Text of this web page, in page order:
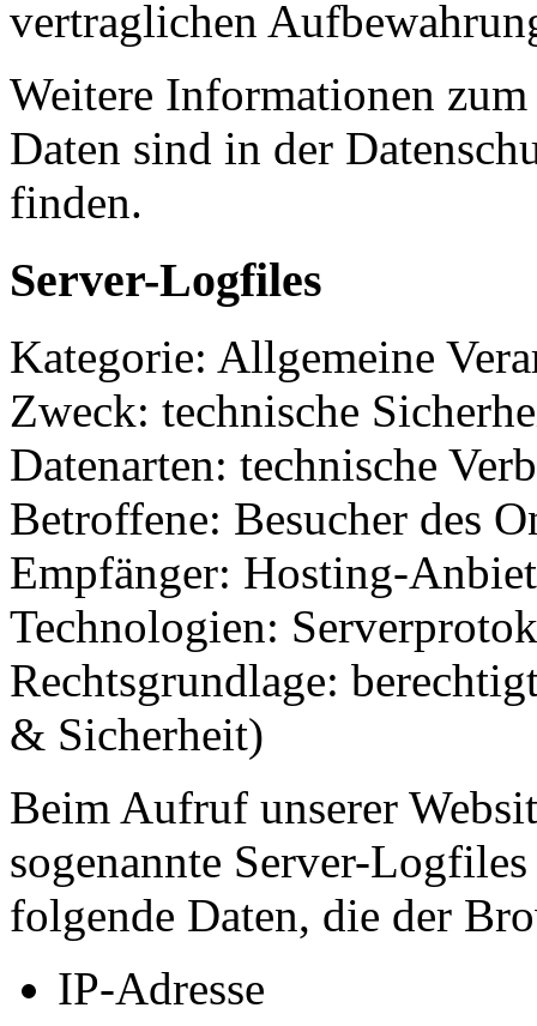
vertraglichen
Weitere Informationen
Daten sind in der
finden.
Server-Logfiles
Kategorie: Allgemeine
Zweck: technische
Datenarten: technische
Betroffene: Besucher des
Empfänger: Hosting-
Technologien:
Rechtsgrundlage:
& Sicherheit)
Beim Aufruf unserer
sogenannte Server-
folgende Daten, die der
IP-Adresse